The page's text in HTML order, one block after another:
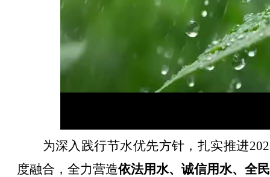
为深入践行节水优先方针，扎实推进
度融合，全力营造依法用水、诚信用水、全